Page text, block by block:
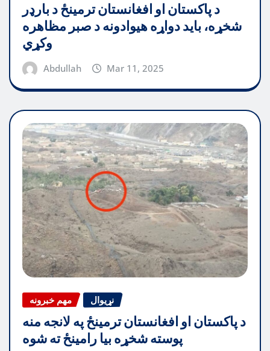
د پاکستان او افغانستان ترمینځ د بارډر
شخړه، باید دواړه هیوادونه د صبر مظاهره
وکړي
Abdullah Mar 11, 2025
مهم خبرونه نړیوال
د پاکستان او افغانستان ترمینځ په لانجه منه
پوسته شخړه بیا رامینځ ته شوه